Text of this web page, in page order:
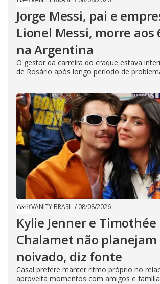
Jorge Messi, pai e
Lionel Messi, morre aos
na Argentina
O gestor da carreira do craque estava
de Rosário após longo período de
VANITY BRASIL/ 08/08/2026
Kylie Jenner e Timothée
Chalamet não
noivado, diz fonte
Casal prefere manter ritmo próprio no
aproveita momentos com amigos e